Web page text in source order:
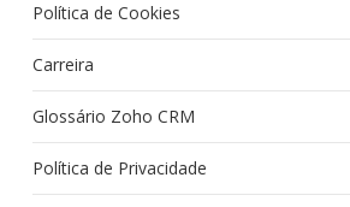
Política de Cookies
Carreira
Glossário Zoho CRM
Política de Privacidade